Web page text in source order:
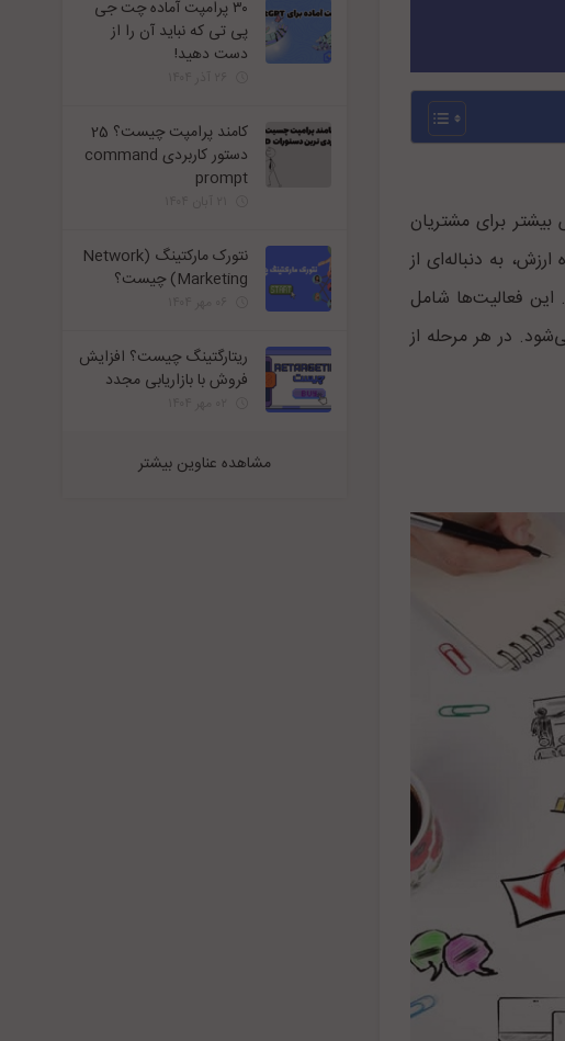
بیشتر برای مشتریان
به دنباله‌ای از
این فعالیت‌ها شامل
در هر مرحله از
۳۰ پرامپت آماده چت جی
پی تی که نباید آن را از
دست دهید!
کامند پرامپت چیست؟ 25
دستور کاربردی command
prompt
نتورک مارکتینگ (Network
Marketing) چیست؟
ریتارگتینگ چیست؟ افزایش
فروش با بازاریابی مجدد
مشاهده عناوین بیشتر